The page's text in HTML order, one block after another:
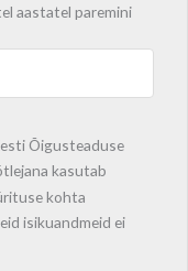
aastatel paremini
Õigusteaduse
kasutab
kohta
isikuandmeid ei